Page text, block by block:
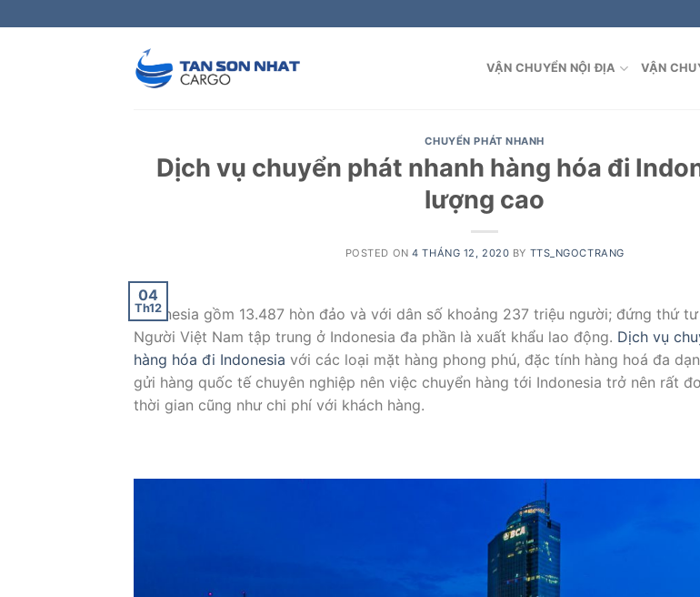
to
VẬN CHUYỂN NỘI ĐỊA VẬN
CHUYỂN PHÁT NHANH
Dịch vụ chuyển phát nhanh hàng hóa đi
lượng cao
POSTED ON4 THÁNG 12, 2020 BY TTS_NGOCTRANG
04
Th12
Indonesia gồm 13.487 hòn đảo và với dân số khoảng 237 triệu người; đứng thứ
Người Việt Nam tập trung ở Indonesia đa phần là xuất khẩu lao động. Dịch vụ
hàng hóa đi Indonesia với các loại mặt hàng phong phú, đặc tính hàng hoá đa
gửi hàng quốc tế chuyên nghiệp nên việc chuyển hàng tới Indonesia trở nên rất
thời gian cũng như chi phí với khách hàng.